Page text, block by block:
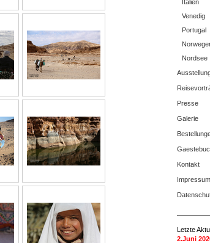
Italien
Venedig
Portugal
Nordsee
Presse
Galerie
Kontakt
Impressum
Letzte
2.Juni